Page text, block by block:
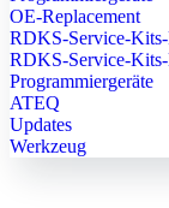
OE-Replacement
RDKS-Service-
RDKS-Service-
Programmiergeräte
ATEQ
Updates
Werkzeug